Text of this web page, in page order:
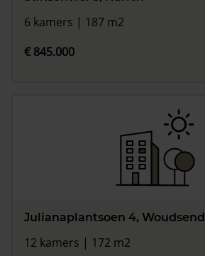
6 kamers | 187 m2
€ 845.000
Julianaplantsoen 4, Woudsend
12 kamers | 172 m2